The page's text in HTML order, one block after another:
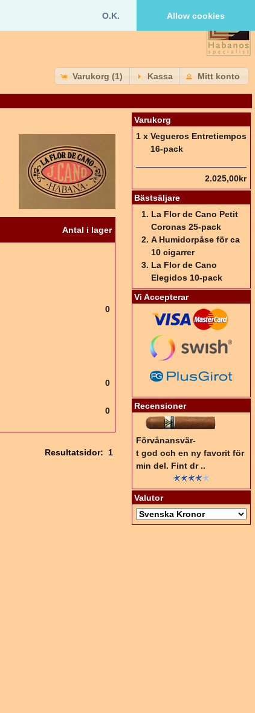
O.K. Allow cookies
Varukorg (1) Kassa Mitt konto
Antal i lager
0
0
0
Resultatsidor:1
Varukorg
1 x Vegueros Entretiempos
16-pack
2.025,00kr
Bästsäljare
La Flor de Cano Petit
Coronas 25-pack
A Humidorpåse för ca
10 cigarrer
La Flor de Cano
Elegidos 10-pack
Vi Accepterar
Recensioner
Förvånansvär-
t god och en ny favorit för
min del. Fint dr ..
Valutor